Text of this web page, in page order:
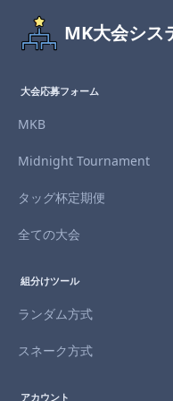
MK大会シス
大会応募フォーム
MKB
Midnight Tournament
タッグ杯定期便
全ての大会
組分けツール
ランダム方式
スネーク方式
アカウント
Discord連携で
Midnight
主催者：Denzo
対戦形式：個人
進行状況：
開催日時：2024年
募集期間：2024
許諾番号：NJ24-
開催概要